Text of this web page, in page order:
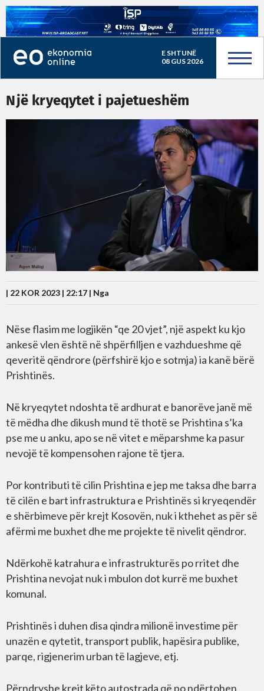
E SHTUNË
08 GUS 2026
Një kryeqytet i pajetueshëm
| 22 KOR 2023 | 22:17 | Nga
Nëse flasim me logjikën “qe 20 vjet”, një aspekt ku kjo
ankesë vlen është në shpërfilljen e vazhdueshme që
qeveritë qëndrore (përfshirë kjo e sotmja) ia kanë bërë
Prishtinës.
Në kryeqytet ndoshta të ardhurat e banorëve janë më
të mëdha dhe dikush mund të thotë se Prishtina s’ka
pse me u anku, apo se në vitet e mëparshme ka pasur
nevojë të kompensohen rajone të tjera.
Por kontributi të cilin Prishtina e jep me taksa dhe barra
të cilën e bart infrastruktura e Prishtinës si kryeqendër
e shërbimeve për krejt Kosovën, nuk i kthehet as për së
afërmi me buxhet dhe me projekte të nivelit qëndror.
Ndërkohë katrahura e infrastrukturës po rritet dhe
Prishtina nevojat nuk i mbulon dot kurrë me buxhet
komunal.
Prishtinës i duhen disa qindra milionë investime për
unazën e qytetit, transport publik, hapësira publike,
parqe, rigjenerim urban të lagjeve, etj.
Përndryshe krejt këto autostrada që po ndërtohen